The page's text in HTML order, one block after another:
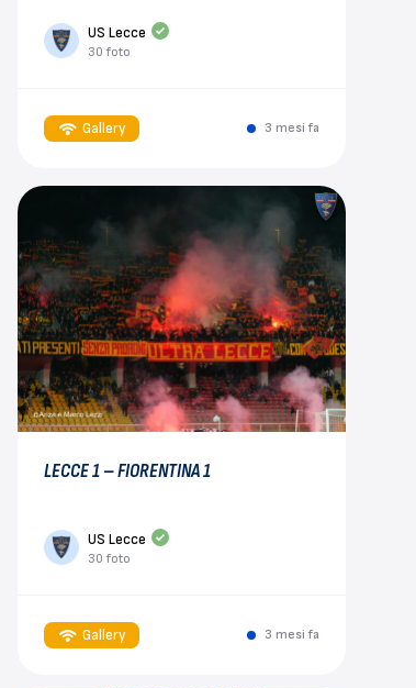
US Lecce
30 foto
Gallery 3 mesi fa
LECCE 1 – FIORENTINA 1
US Lecce
30 foto
Gallery 3 mesi fa